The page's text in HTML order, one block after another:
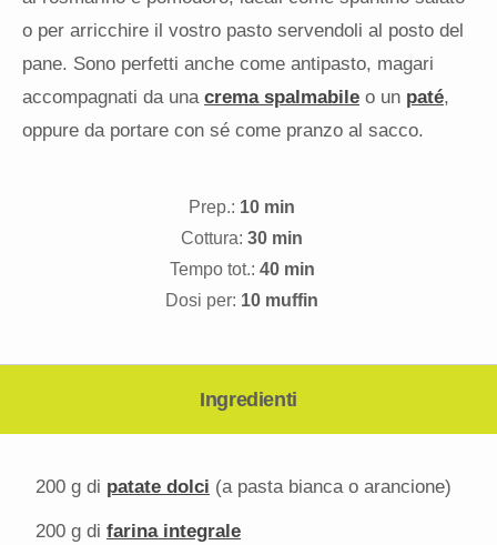
o per arricchire il vostro pasto servendoli al posto del
pane. Sono perfetti anche come antipasto, magari
accompagnati da una crema spalmabile o un paté,
oppure da portare con sé come pranzo al sacco.
Prep.: 10 min
Cottura: 30 min
Tempo tot.: 40 min
Dosi per: 10 muffin
Ingredienti
200 g di patate dolci (a pasta bianca o arancione)
200 g di farina integrale